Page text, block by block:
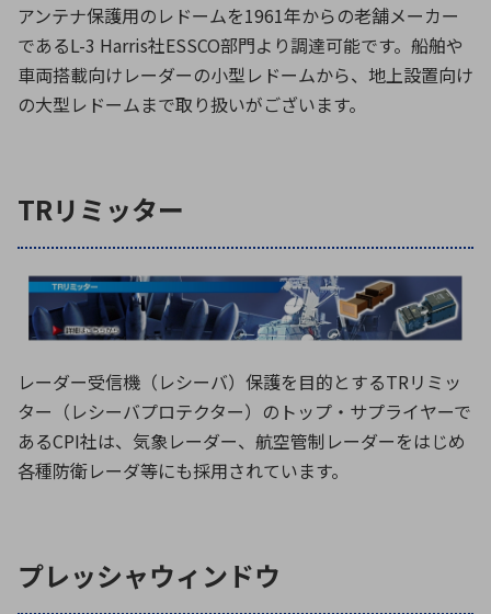
アンテナ保護用のレドームを1961年からの老舗メーカー
であるL-3 Harris社ESSCO部門より調達可能です。船舶や
車両搭載向けレーダーの小型レドームから、地上設置向け
の大型レドームまで取り扱いがございます。
TRリミッター
レーダー受信機（レシーバ）保護を目的とするTRリミッ
ター（レシーバプロテクター）のトップ・サプライヤーで
あるCPI社は、気象レーダー、航空管制レーダーをはじめ
各種防衛レーダ等にも採用されています。
プレッシャウィンドウ